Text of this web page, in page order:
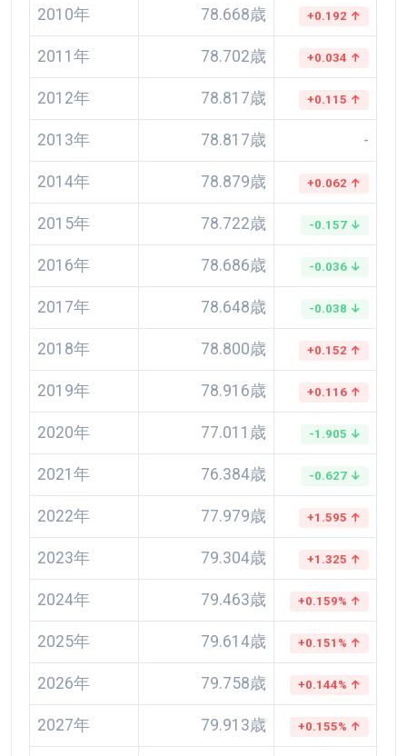
2010年 78.668歳 +0.192 ↑
2011年 78.702歳 +0.034 ↑
2012年 78.817歳 +0.115 ↑
2013年 78.817歳 -
2014年 78.879歳 +0.062 ↑
2015年 78.722歳 -0.157 ↓
2016年 78.686歳 -0.036 ↓
2017年 78.648歳 -0.038 ↓
2018年 78.800歳 +0.152 ↑
2019年 78.916歳 +0.116 ↑
2020年 77.011歳 -1.905 ↓
2021年 76.384歳 -0.627 ↓
2022年 77.979歳 +1.595 ↑
2023年 79.304歳 +1.325 ↑
2024年 79.463歳 +0.159% ↑
2025年 79.614歳 +0.151% ↑
2026年 79.758歳 +0.144% ↑
2027年 79.913歳 +0.155% ↑